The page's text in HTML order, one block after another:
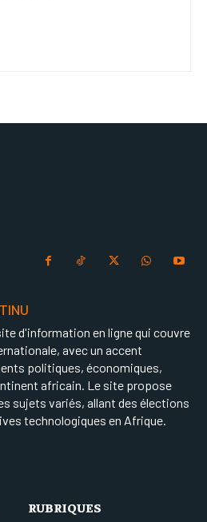
d'information en ligne qui couvre
avec un accent
politiques, économiques,
africain. Le site propose
sujets variés, allant des élections
technologiques en Afrique.
RUBRIQUES